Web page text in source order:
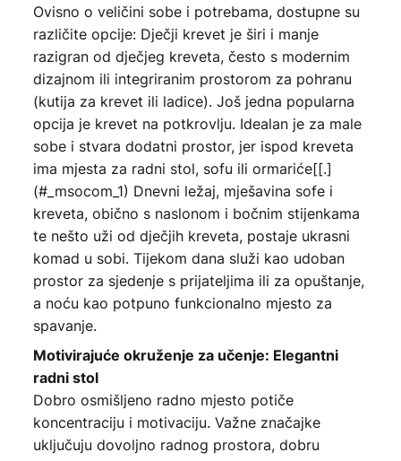
Ovisno o veličini sobe i potrebama, dostupne su
različite opcije: Dječji krevet je širi i manje
razigran od dječjeg kreveta, često s modernim
dizajnom ili integriranim prostorom za pohranu
(kutija za krevet ili ladice). Još jedna popularna
opcija je krevet na potkrovlju. Idealan je za male
sobe i stvara dodatni prostor, jer ispod kreveta
ima mjesta za radni stol, sofu ili ormariće[[.]
(#_msocom_1) Dnevni ležaj, mješavina sofe i
kreveta, obično s naslonom i bočnim stijenkama
te nešto uži od dječjih kreveta, postaje ukrasni
komad u sobi. Tijekom dana služi kao udoban
prostor za sjedenje s prijateljima ili za opuštanje,
a noću kao potpuno funkcionalno mjesto za
spavanje.
Motivirajuće okruženje za učenje: Elegantni
radni stol
Dobro osmišljeno radno mjesto potiče
koncentraciju i motivaciju. Važne značajke
uključuju dovoljno radnog prostora, dobru